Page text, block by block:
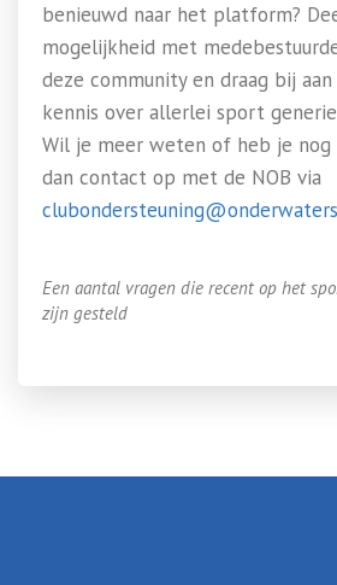
benieuwd naar het platform?
mogelijkheid met
deze community en draag bij
kennis over allerlei sport
Wil je meer weten of heb je nog
dan contact op met de NOB via
Een aantal vragen die recent op het
zijn gesteld